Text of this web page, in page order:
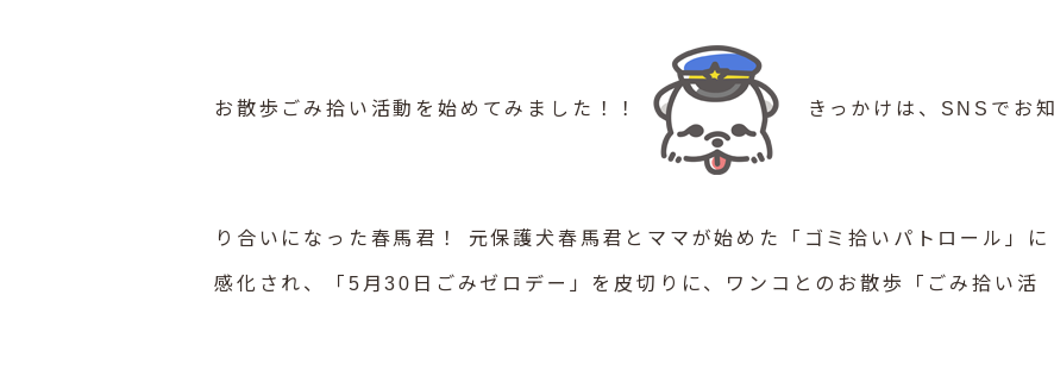
お散歩ごみ拾い活動を始めてみました！！ きっかけは、SNSでお知
り合いになった春馬君！ 元保護犬春馬君とママが始めた「ゴミ拾いパトロール」に
感化され、「5月30日ごみゼロデー」を皮切りに、ワンコとのお散歩「ごみ拾い活